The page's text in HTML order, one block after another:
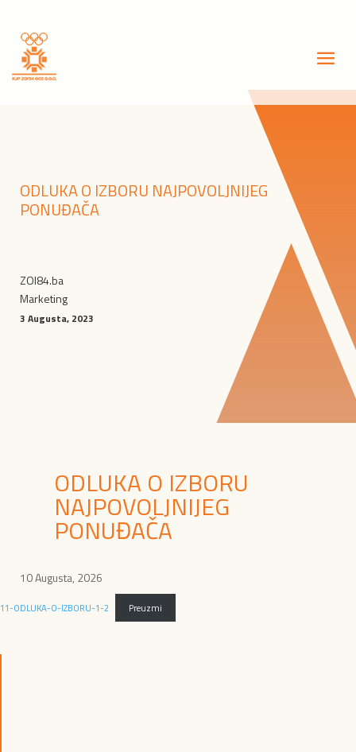
ODLUKA O IZBORU NAJPOVOLJNIJEG
PONUĐAČA
ZOI84.ba
Marketing
3 Augusta, 2023
ODLUKA O IZBORU
NAJPOVOLJNIJEG
PONUĐAČA
10 Augusta, 2026
11-ODLUKA-O-IZBORU-1-2 Preuzmi